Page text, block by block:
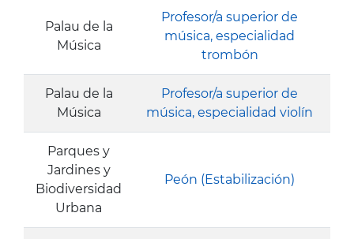
Palau de la
Música
Profesor/a superior de
música, especialidad
trombón
Palau de la
Música
Profesor/a superior de
música, especialidad violín
Parques y
Jardines y
Biodiversidad
Urbana
Peón (Estabilización)